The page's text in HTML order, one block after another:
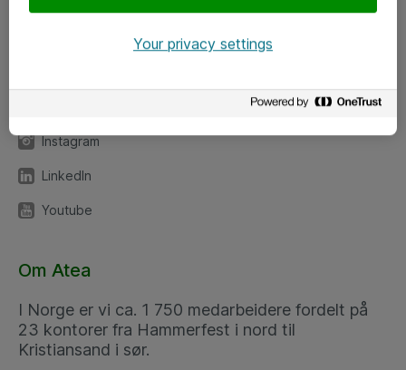
Instagram
LinkedIn
Youtube
Om Atea
I Norge er vi ca. 1 750 medarbeidere fordelt på
23 kontorer fra Hammerfest i nord til
Kristiansand i sør.
Your privacy settings